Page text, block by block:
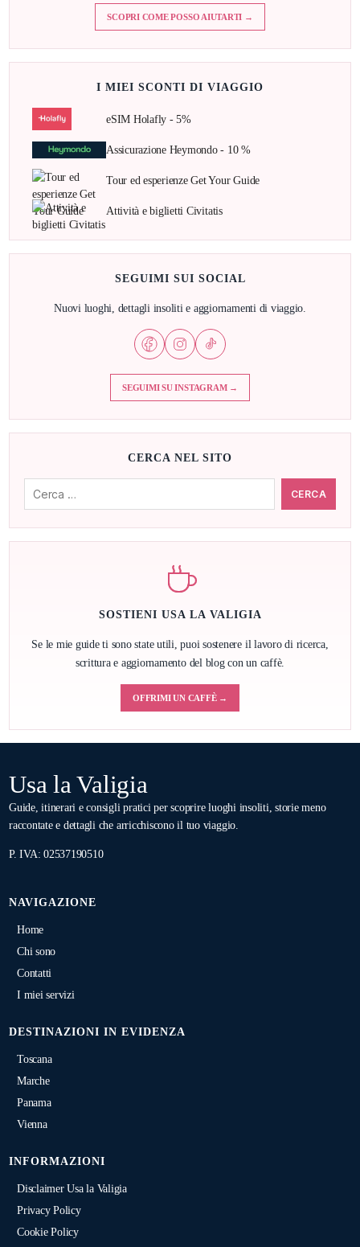
SCOPRI COME POSSO AIUTARTI →
I MIEI SCONTI DI VIAGGIO
eSIM Holafly - 5%
Assicurazione Heymondo - 10 %
Tour ed esperienze Get Your Guide
Attività e biglietti Civitatis
SEGUIMI SUI SOCIAL
Nuovi luoghi, dettagli insoliti e aggiornamenti di viaggio.
SEGUIMI SU INSTAGRAM →
CERCA NEL SITO
SOSTIENI USA LA VALIGIA
Se le mie guide ti sono state utili, puoi sostenere il lavoro di ricerca,
scrittura e aggiornamento del blog con un caffè.
OFFRIMI UN CAFFÈ →
Usa la Valigia
Guide, itinerari e consigli pratici per scoprire luoghi insoliti, storie meno
raccontate e dettagli che arricchiscono il tuo viaggio.
P. IVA: 02537190510
NAVIGAZIONE
Home
Chi sono
Contatti
I miei servizi
DESTINAZIONI IN EVIDENZA
Toscana
Marche
Panama
Vienna
INFORMAZIONI
Disclaimer Usa la Valigia
Privacy Policy
Cookie Policy